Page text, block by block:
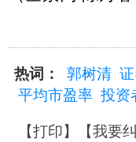
热词： 郭树清
平均市盈率 投资
【打印】【我要